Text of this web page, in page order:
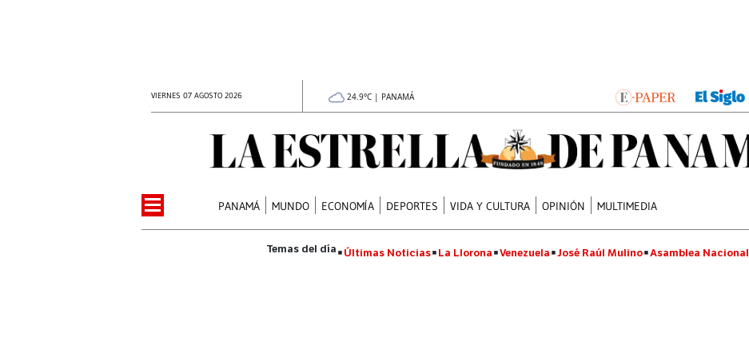
VIERNES 07 AGOSTO 2026 24.9°C | PANAMÁ
PANAMÁ MUNDO ECONOMÍA DEPORTES VIDA Y CULTURA OPINIÓN MULTIMEDIA
Últimas Noticias La Llorona Venezuela José Raúl Mulino Asamblea Nacional